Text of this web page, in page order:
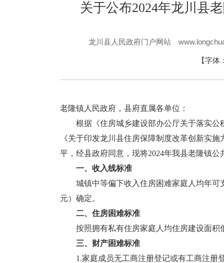
关于公布2024年龙川县
龙川县人民政府门户网站
【字体
老隆镇人民政府，县府直属各单位：
根据《住房城乡建设部办公厅关于落实公
《关于印发龙川县住房保障制度改革创新实
平，经县政府同意，现将2024年我县老隆镇
一、收入线标准
城镇中等偏下收入住房困难家庭人均年可支
元）确定。
二、住房困难标准
按照拥有私有住房家庭人均住房建设面积
三、财产困难标准
1.家庭成员无工商注册登记或有工商注册